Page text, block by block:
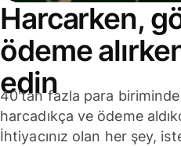
Harcarken,
ödeme
edin
40'tan fazla para
harcadıkça ve ödeme
İhtiyacınız olan her şey,